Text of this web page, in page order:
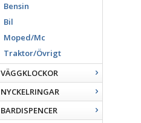
Bensin
Bil
Moped/Mc
Traktor/Övrigt
VÄGGKLOCKOR
NYCKELRINGAR
BARDISPENCER